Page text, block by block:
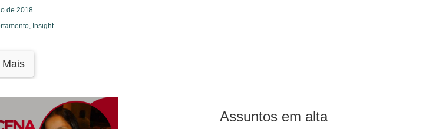
Assuntos em alta
de 2018
Insight
Mais